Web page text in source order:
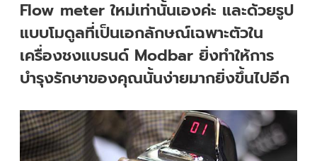
Flow meter ใหม่เท่านั้นเองค่ะ และด้วยรูป
แบบโมดูลที่เป็นเอกลักษณ์เฉพาะตัวใน
เครื่องชงแบรนด์ Modbar ยิ่งทำให้การ
บำรุงรักษาของคุณนั้นง่ายมากยิ่งขึ้นไปอีก